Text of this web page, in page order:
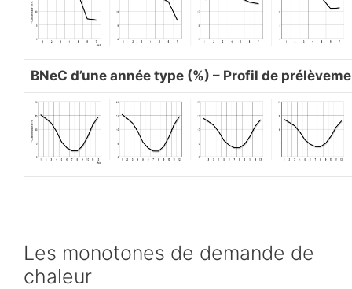
BNeC d’une année type (%) – Profil de
Les monotones de demande de
chaleur